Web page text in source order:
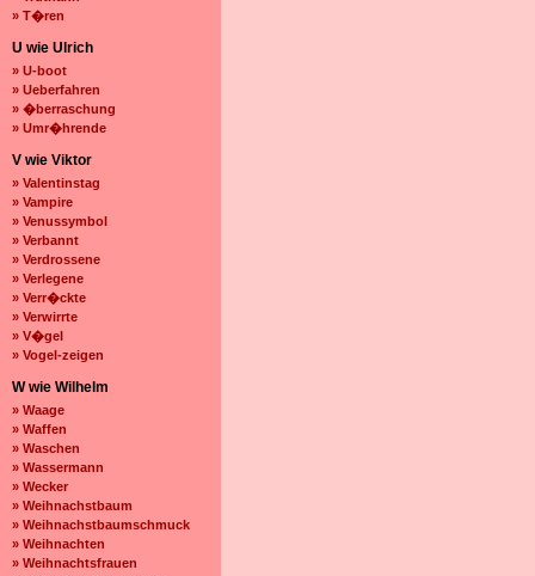
» T�ren
U wie Ulrich
» U-boot
» Ueberfahren
» �berraschung
» Umr�hrende
V wie Viktor
» Valentinstag
» Vampire
» Venussymbol
» Verbannt
» Verdrossene
» Verlegene
» Verr�ckte
» Verwirrte
» V�gel
» Vogel-zeigen
W wie Wilhelm
» Waage
» Waffen
» Waschen
» Wassermann
» Wecker
» Weihnachstbaum
» Weihnachstbaumschmuck
» Weihnachten
» Weihnachtsfrauen